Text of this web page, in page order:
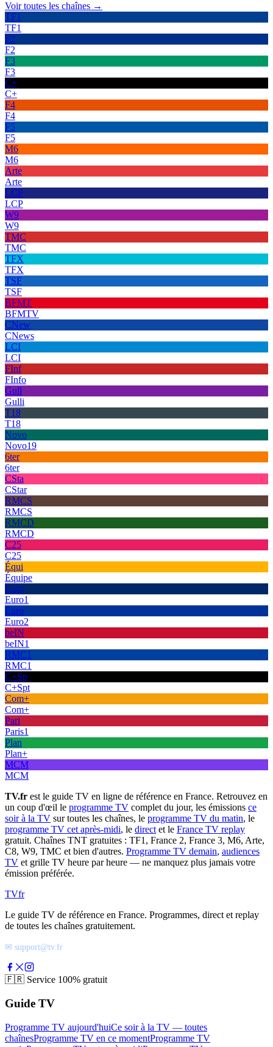
Voir toutes les chaînes →
TF1
TF1
F2
F2
F3
F3
C+
C+
F4
F4
F5
F5
M6
M6
Arte
Arte
LCP
LCP
W9
W9
TMC
TMC
TFX
TFX
TSF
TSF
BFMT
BFMTV
CNew
CNews
LCI
LCI
FInf
FInfo
Gull
Gulli
T18
T18
Novo
Novo19
6ter
6ter
CSta
CStar
RMCS
RMCS
RMCD
RMCD
C25
C25
Équi
Équipe
Euro
Euro1
Euro
Euro2
beIN
beIN1
RMC1
RMC1
C+Sp
C+Spt
Com+
Com+
Pari
Paris1
Plan
Plan+
MCM
MCM
TV.fr est le guide TV en ligne de référence en France. Retrouvez en
un coup d'œil le programme TV complet du jour, les émissions ce
soir à la TV sur toutes les chaînes, le programme TV du matin, le
programme TV cet après-midi, le directet le France TV replay
gratuit. Chaînes TNT gratuites : TF1, France 2, France 3, M6, Arte,
C8, W9, TMC et bien d'autres. Programme TV demain, audiences
TV et grille TV heure par heure — ne manquez plus jamais votre
émission préférée.
TVfr
Le guide TV de référence en France. Programmes, direct et replay
de toutes les chaînes gratuitement.
✉ support@tv.fr
🇫🇷 Service 100% gratuit
Guide TV
Programme TV aujourd'huiCe soir à la TV — toutes
chaînesProgramme TV en ce momentProgramme TV